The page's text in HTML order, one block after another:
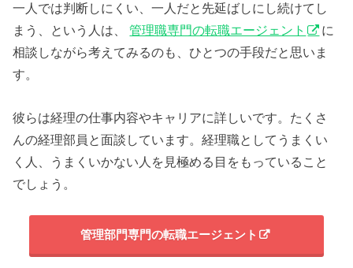
一人では判断しにくい、一人だと先延ばしにし続けてし
まう、という人は、管理職専門の転職エージェント
に
相談しながら考えてみるのも、ひとつの手段だと思いま
す。
彼らは経理の仕事内容やキャリアに詳しいです。たくさ
んの経理部員と面談しています。経理職としてうまくい
く人、うまくいかない人を見極める目をもっていること
でしょう。
管理部門専門の転職エージェント